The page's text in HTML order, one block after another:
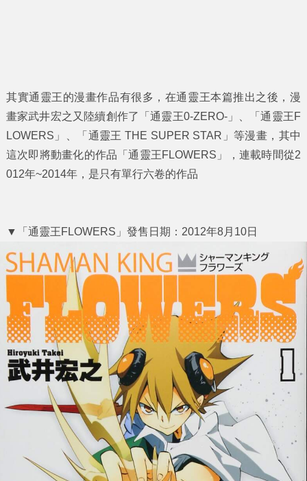
其實通靈王的漫畫作品有很多，在通靈王本篇推出之後，漫
畫家武井宏之又陸續創作了「通靈王0-ZERO-」、「通靈王F
LOWERS」、「通靈王 THE SUPER STAR」等漫畫，其中
這次即將動畫化的作品「通靈王FLOWERS」，連載時間從2
012年~2014年，是只有單行六卷的作品
▼「通靈王FLOWERS」發售日期：2012年8月10日